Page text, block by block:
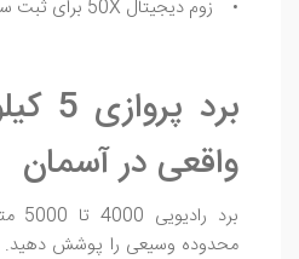
• زوم دیجیتال 50X برای ثبت سوژه‌های دور
برد
واقعی در آسمان